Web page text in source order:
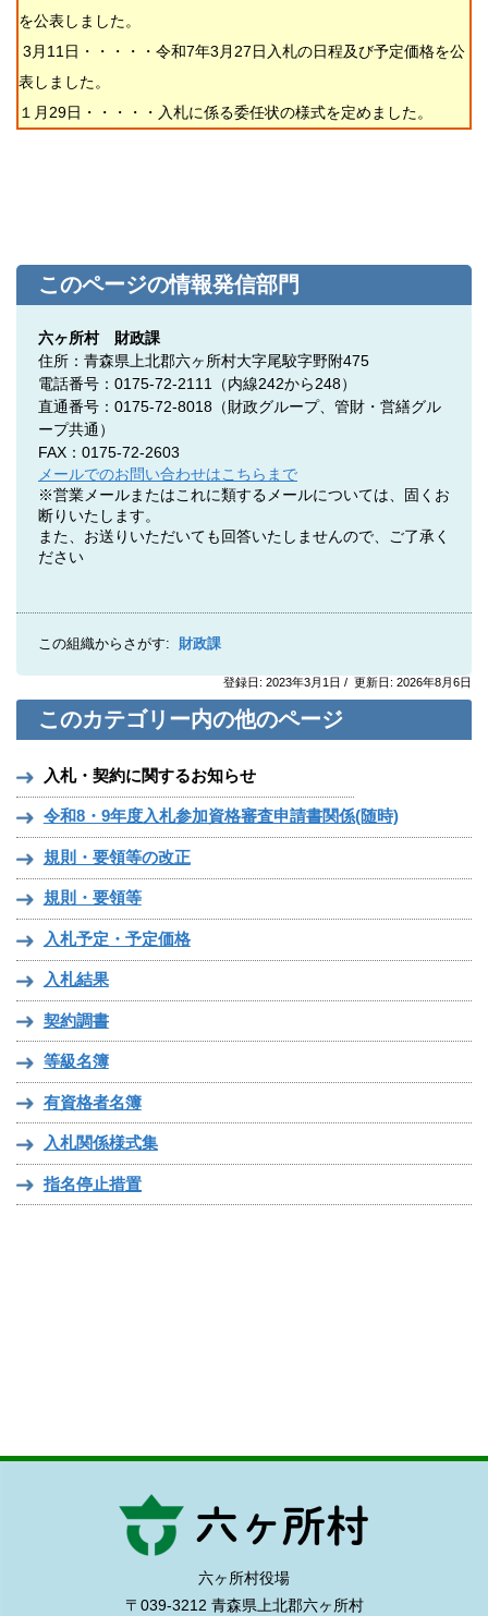
を公表しました。
3月11日・・・・・令和7年3月27日入札の日程及び予定価格を公
表しました。
１月29日・・・・・入札に係る委任状の様式を定めました。
このページの情報発信部門
六ヶ所村 財政課
住所：青森県上北郡六ヶ所村大字尾駮字野附475
電話番号：0175-72-2111（内線242から248）
直通番号：0175-72-8018（財政グループ、管財・営繕グル
ープ共通）
FAX：0175-72-2603
メールでのお問い合わせはこちらまで
※営業メールまたはこれに類するメールについては、固くお
断りいたします。
また、お送りいただいても回答いたしませんので、ご了承く
ださい
この組織からさがす: 財政課
登録日: 2023年3月1日 / 更新日: 2026年8月6日
このカテゴリー内の他のページ
入札・契約に関するお知らせ
令和8・9年度入札参加資格審査申請書関係(随時)
規則・要領等の改正
規則・要領等
入札予定・予定価格
入札結果
契約調書
等級名簿
有資格者名簿
入札関係様式集
指名停止措置
六ヶ所村役場
〒039-3212 青森県上北郡六ヶ所村